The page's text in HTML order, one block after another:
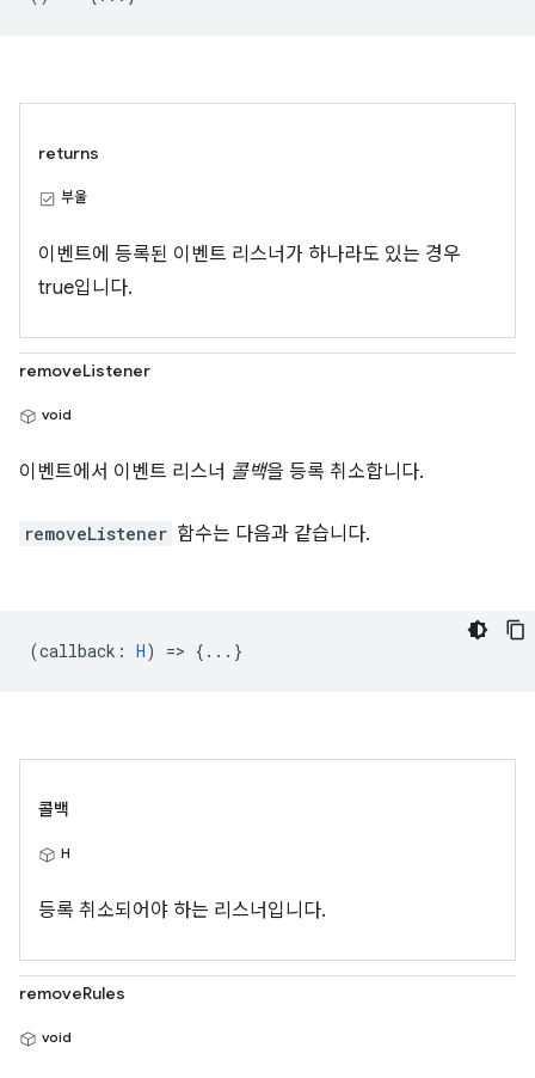
returns
부울
이벤트에 등록된 이벤트 리스너가 하나라도 있는 경우
true입니다.
removeListener
void
이벤트에서 이벤트 리스너 콜백을 등록 취소합니다.
removeListener 함수는 다음과 같습니다.
(callback : H) => {...}
콜백
H
등록 취소되어야 하는 리스너입니다.
removeRules
void